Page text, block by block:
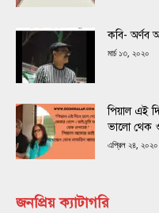
কবি- অর্ণব
মার্চ ১৩, ২০২০
পিয়াল এই
ভালো থেক
এপ্রিল ২৪, ২০২০
জনপ্রিয় ক্যাটাগরি